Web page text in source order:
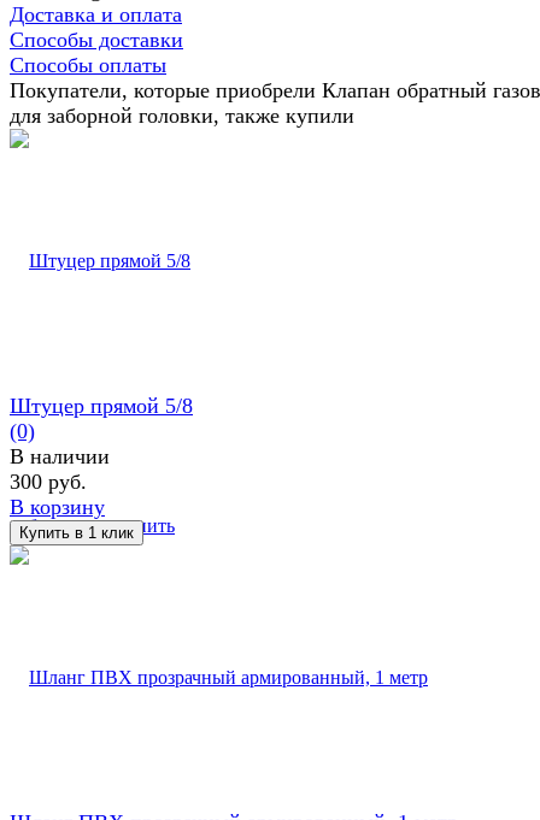
Доставка и оплата
Способы доставки
Способы оплаты
Покупатели, которые приобрели Клапан обратный
для заборной головки, также купили
избранное сравнить
Штуцер прямой 5/8
(0)
В наличии
300 руб.
В корзину